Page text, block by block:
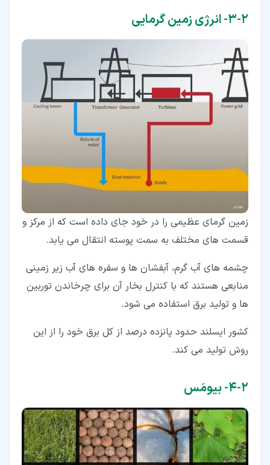
۲‏-‏۳‏- انرژی زمین گرمایی
زمین گرمای عظیمی را در خود جای داده است که از مرکز و
قسمت های مختلف به سمت پوسته انتقال می یابد.
چشمه های آب گرم، آبفشان ها و سفره های آب زیر زمینی
منابعی هستند که با کنترل بخار آن برای چرخاندن توربین
ها و تولید برق استفاده می شود.
کشور ایسلند حدود پانزده درصد از کل برق خود را از این
روش تولید می کند.
۲‏-‏۴‏- بیومَس